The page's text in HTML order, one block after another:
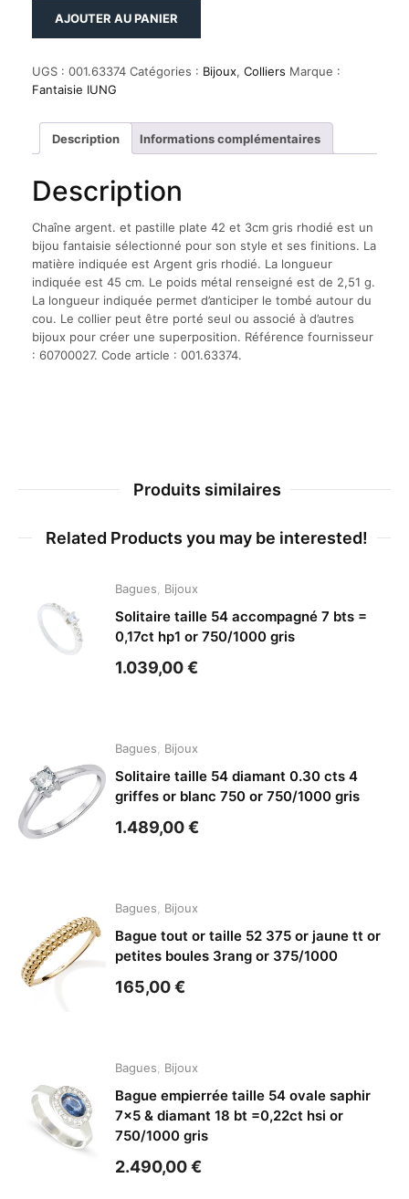
et
pastille
et
gris
AJOUTER AU PANIER
UGS : 001.63374 Catégories : Bijoux, Colliers Marque :
Fantaisie IUNG
Description Informations complémentaires
Description
Chaîne argent. et pastille plate 42 et 3cm gris rhodié est un
bijou fantaisie sélectionné pour son style et ses finitions. La
matière indiquée est Argent gris rhodié. La longueur
indiquée est 45 cm. Le poids métal renseigné est de 2,51 g.
La longueur indiquée permet d’anticiper le tombé autour du
cou. Le collier peut être porté seul ou associé à d’autres
bijoux pour créer une superposition. Référence fournisseur
: 60700027. Code article : 001.63374.
Produits similaires
Related Products you may be interested!
Bagues Bijoux
Solitaire taille 54 accompagné 7 bts =
0,17ct hp1 or 750/1000 gris
1.039,00€
Bagues Bijoux
Solitaire taille 54 diamant 0.30 cts 4
griffes or blanc 750 or 750/1000 gris
1.489,00€
Bagues Bijoux
Bague tout or taille 52 375 or jaune tt or
petites boules 3rang or 375/1000
165,00€
Bagues Bijoux
Bague empierrée taille 54 ovale saphir
7×5 & diamant 18 bt =0,22ct hsi or
750/1000 gris
2.490,00€